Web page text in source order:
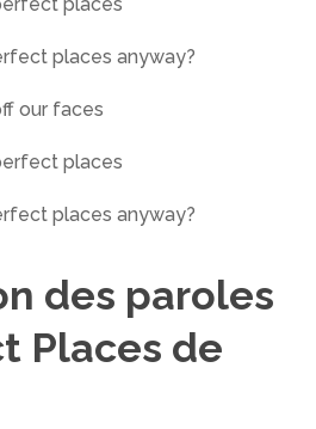
places anyway?
our faces
places
places anyway?
des paroles
Places de